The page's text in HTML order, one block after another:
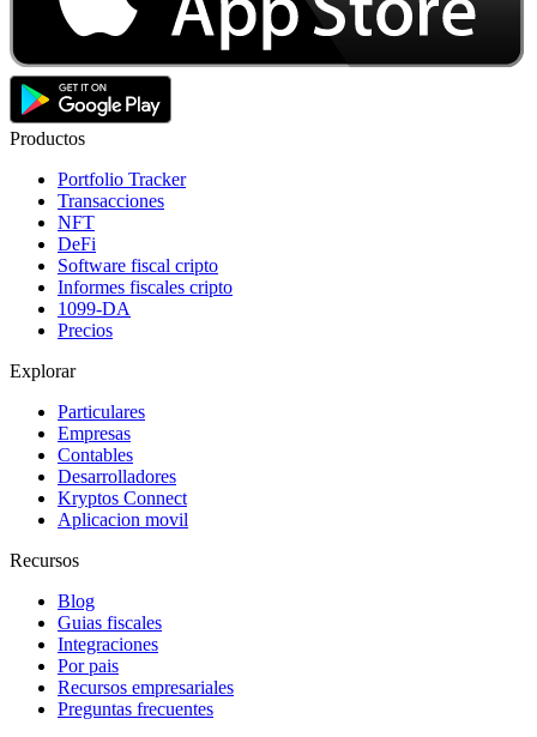
Productos
Portfolio Tracker
Transacciones
NFT
DeFi
Software fiscal cripto
Informes fiscales cripto
1099-DA
Precios
Explorar
Particulares
Empresas
Contables
Desarrolladores
Kryptos Connect
Aplicacion movil
Recursos
Blog
Guias fiscales
Integraciones
Por pais
Recursos empresariales
Preguntas frecuentes